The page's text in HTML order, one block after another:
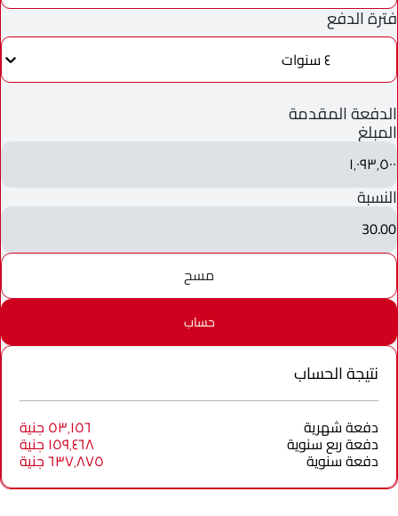
فترة الدفع
٤ سنوات
الدفعة المقدمة
المبلغ
١٬٠٩٣٬٥٠٠
النسبة
30.00
مسح
حساب
نتيجة الحساب
دفعة شهرية ٥٣٬١٥٦ جنية
دفعة ربع سنوية ١٥٩٬٤٦٨ جنية
دفعة سنوية ٦٣٧٬٨٧٥ جنية